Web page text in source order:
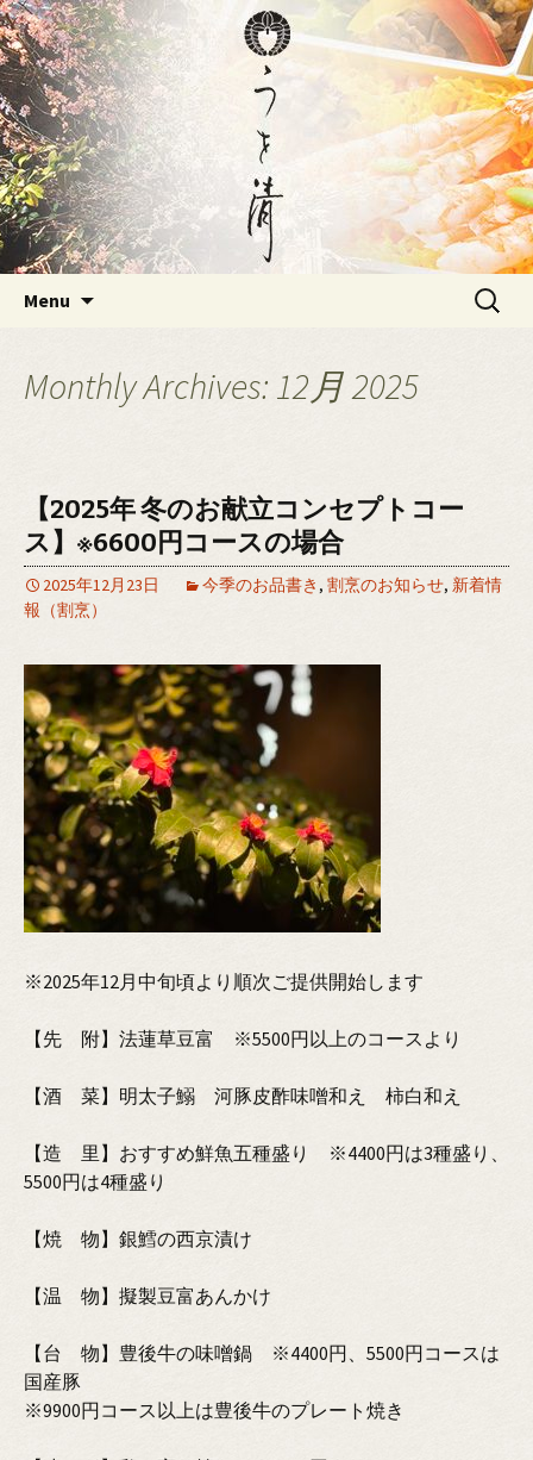
大分にある仕出し・割烹の「う
を清」のブログ
大分にある仕出し・割烹の「うを清」
のブログ
Menu
検
索:
Monthly Archives: 12月 2025
【2025年 冬のお献立コンセプトコー
ス】※6600円コースの場合
2025年12月23日 今季のお品書き , 割烹のお知らせ, 新着情
報（割烹）
※2025年12月中旬頃より順次ご提供開始します
【先 附】法蓮草豆富 ※5500円以上のコースより
【酒 菜】明太子鰯 河豚皮酢味噌和え 柿白和え
【造 里】おすすめ鮮魚五種盛り ※4400円は3種盛り、
5500円は4種盛り
【焼 物】銀鱈の西京漬け
【温 物】擬製豆富あんかけ
【台 物】豊後牛の味噌鍋 ※4400円、5500円コースは
国産豚
※9900円コース以上は豊後牛のプレート焼き